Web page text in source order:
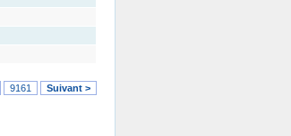
9161 Suivant >